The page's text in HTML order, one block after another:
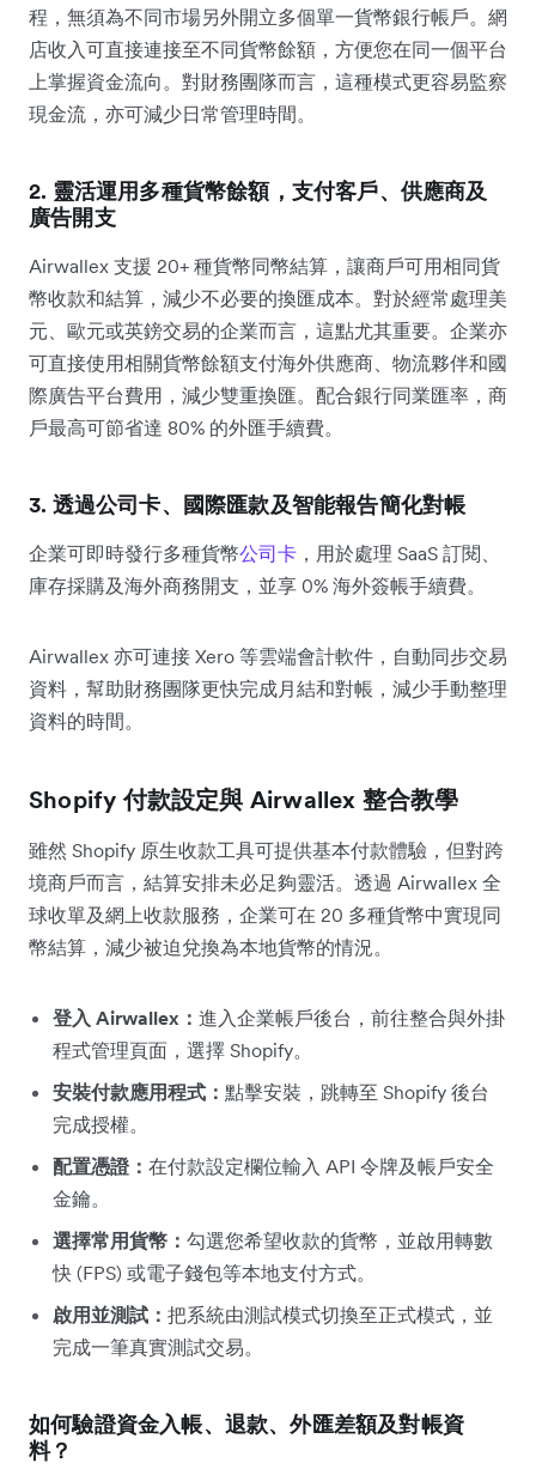
程，無須為不同市場另外開立多個單一貨幣銀行帳戶。網
店收入可直接連接至不同貨幣餘額，方便您在同一個平台
上掌握資金流向。對財務團隊而言，這種模式更容易監察
現金流，亦可減少日常管理時間。
2. 靈活運用多種貨幣餘額，支付客戶、供應商及
廣告開支
Airwallex 支援 20+ 種貨幣同幣結算，讓商戶可用相同貨
幣收款和結算，減少不必要的換匯成本。對於經常處理美
元、歐元或英鎊交易的企業而言，這點尤其重要。企業亦
可直接使用相關貨幣餘額支付海外供應商、物流夥伴和國
際廣告平台費用，減少雙重換匯。配合銀行同業匯率，商
戶最高可節省達 80% 的外匯手續費。
3. 透過公司卡、國際匯款及智能報告簡化對帳
企業可即時發行多種貨幣公司卡 ，用於處理 SaaS 訂閱、
庫存採購及海外商務開支，並享 0% 海外簽帳手續費。
Airwallex 亦可連接 Xero 等雲端會計軟件，自動同步交易
資料，幫助財務團隊更快完成月結和對帳，減少手動整理
資料的時間。
Shopify 付款設定與 Airwallex 整合教學
雖然 Shopify 原生收款工具可提供基本付款體驗，但對跨
境商戶而言，結算安排未必足夠靈活。透過 Airwallex 全
球收單及網上收款服務，企業可在 20 多種貨幣中實現同
幣結算，減少被迫兌換為本地貨幣的情況。
登入 Airwallex： 進入企業帳戶後台，前往整合與外掛
程式管理頁面，選擇 Shopify。
安裝付款應用程式： 點擊安裝，跳轉至 Shopify 後台
完成授權。
配置憑證： 在付款設定欄位輸入 API 令牌及帳戶安全
金鑰。
選擇常用貨幣： 勾選您希望收款的貨幣，並啟用轉數
快 (FPS) 或電子錢包等本地支付方式。
啟用並測試： 把系統由測試模式切換至正式模式，並
完成一筆真實測試交易。
如何驗證資金入帳、退款、外匯差額及對帳資
料？